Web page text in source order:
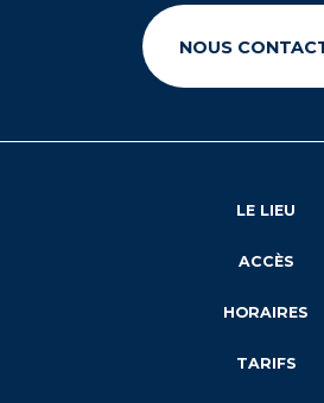
NOUS
LE LIEU
ACCÈS
HORAIRES
TARIFS